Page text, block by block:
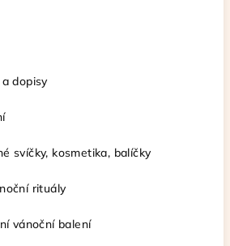
dopisy
svíčky, kosmetika, balíčky
rituály
vánoční balení